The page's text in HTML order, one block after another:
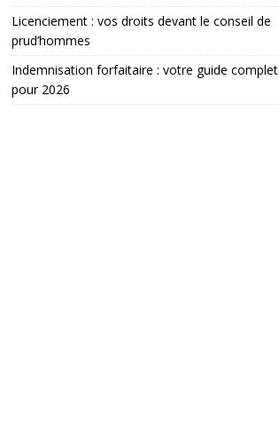
Licenciement : vos droits devant le conseil de
prud’hommes
Indemnisation forfaitaire : votre guide complet
pour 2026